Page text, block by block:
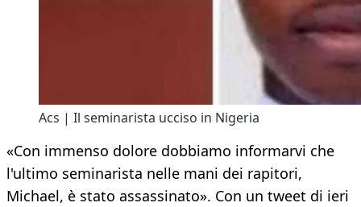
Acs | Il seminarista ucciso in Nigeria
«Con immenso dolore dobbiamo informarvi che
l'ultimo seminarista nelle mani dei rapitori,
Michael, è stato assassinato». Con un tweet di ieri